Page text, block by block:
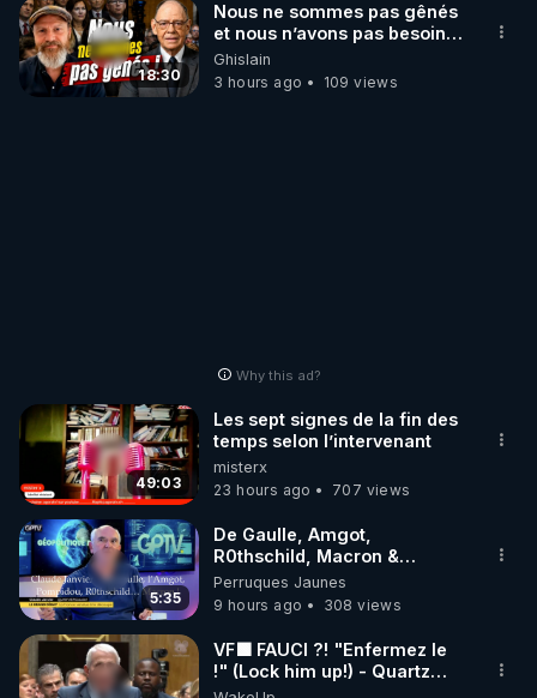
18:30
Nous ne sommes pas gênés
et nous n’avons pas besoin
de nous excuser ! #jw
#jehovah #collegecentral
Ghislain
3 hours ago
109 views
Why this ad?
49:03
Les sept signes de la fin des
temps selon l’intervenant
misterx
23 hours ago
707 views
5:35
De Gaulle, Amgot,
R0thschild, Macron &
Pompidou… Macron Claude
Janvier, GPTV, 18 X 2024
Perruques Jaunes
9 hours ago
308 views
VF🟩 FAUCI ?! "Enfermez le
!" (Lock him up!) - Quartz
Traduction